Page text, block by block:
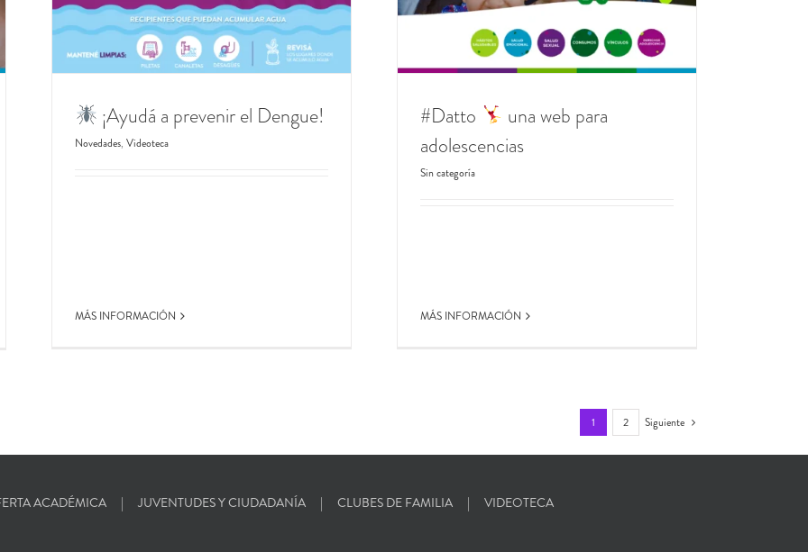
¡Ayudá a prevenir el Dengue!
Novedades, Videoteca
MÁS INFORMACIÓN
Sin categoría
#Datto
una web para
adolescencias
Sin categoría
MÁS INFORMACIÓN
1 2 Siguiente
ACADÉMICA JUVENTUDES Y CIUDADANÍA CLUBES DE FAMILIA VIDEOTECA